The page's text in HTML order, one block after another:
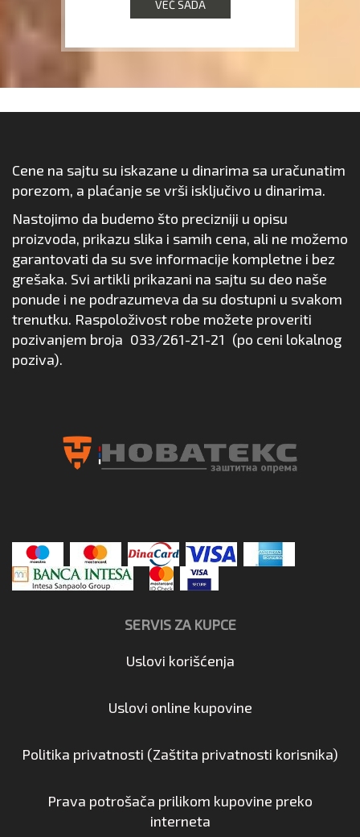
VEĆ SADA
Cene na sajtu su iskazane u dinarima sa uračunatim
porezom, a plaćanje se vrši isključivo u dinarima.
Nastojimo da budemo što precizniji u opisu
proizvoda, prikazu slika i samih cena, ali ne možemo
garantovati da su sve informacije kompletne i bez
grešaka. Svi artikli prikazani na sajtu su deo naše
ponude i ne podrazumeva da su dostupni u svakom
trenutku. Raspoloživost robe možete proveriti
pozivanjem broja 033/261-21-21 (po ceni lokalnog
poziva).
SERVIS ZA KUPCE
Uslovi korišćenja
Uslovi online kupovine
Politika privatnosti (Zaštita privatnosti korisnika)
Prava potrošača prilikom kupovine preko
interneta